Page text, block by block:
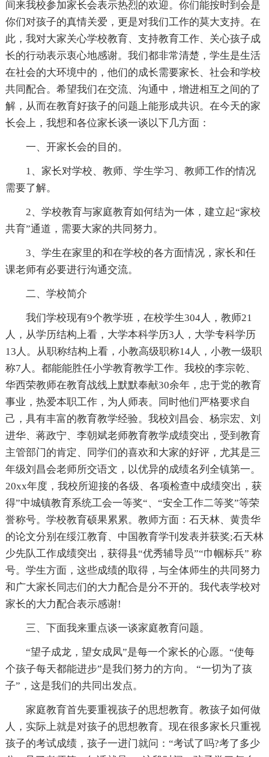
间来我校参加家长会表示热烈的欢迎。你们能按时到会是
你们对孩子的真情关爱，更是对我们工作的莫大支持。在
此，我对大家关心学校教育、支持教育工作、关心孩子成
长的行动表示衷心地感谢。我们都非常清楚，学生是生活
在社会的大环境中的，他们的成长需要家长、社会和学校
共同配合。希望我们在交流、沟通中，增进相互之间的了
解，从而在教育好孩子的问题上能形成共识。在今天的家
长会上，我想和各位家长谈一谈以下几方面：
一、开家长会的目的。
1、家长对学校、教师、学生学习、教师工作的情况
需要了解。
2、学校教育与家庭教育如何结为一体，建立起“家校
共育”通道，需要大家的共同努力。
3、学生在家里的和在学校的各方面情况，家长和任
课老师有必要进行沟通交流。
二、学校简介
我们学校现有9个教学班，在校学生304人，教师21
人，从学历结构上看，大学本科学历3人，大学专科学历
13人。从职称结构上看，小教高级职称14人，小教一级职
称7人。都能能胜任小学教育教学工作。我校的李宗乾、
华西荣教师在教育战线上默默奉献30余年，忠于党的教育
事业，热爱本职工作，为人师表。同时他们严格要求自
己，具有丰富的教育教学经验。我校刘昌会、杨宗宏、刘
进华、蒋政宁、李朝斌老师教育教学成绩突出，受到教育
主管部门的肯定、同学们的喜欢和大家的好评，尤其是三
年级刘昌会老师所交语文，以优异的成绩名列全镇第一。
20xx年度，我校所迎接的各级、各项检查中成绩突出，获
得”中城镇教育系统工会一等奖“、“安全工作二等奖”等荣
誉称号。学校教育硕果累累。教师方面：石天林、黄贵华
的论文分别在绥江教育、中国教育学刊发表并获奖;石天林
少先队工作成绩突出，获得县“优秀辅导员”“巾帼标兵” 称
号。学生方面，这些成绩的取得，与全体师生的共同努力
和广大家长同志们的大力配合是分不开的。我代表学校对
家长的大力配合表示感谢!
三、下面我来重点谈一谈家庭教育问题。
“望子成龙，望女成凤”是每一个家长的心愿。“使每
个孩子每天都能进步”是我们努力的方向。 “一切为了孩
子”，这是我们的共同出发点。
家庭教育首先要重视孩子的思想教育。教孩子如何做
人，实际上就是对孩子的思想教育。现在很多家长只重视
孩子的考试成绩，孩子一进门就问：“考试了吗?考了多少